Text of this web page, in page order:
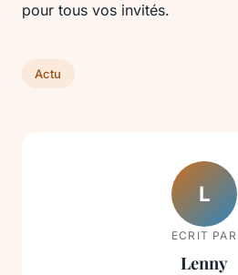
pour tous vos invités.
Actu
L
ECRIT PAR
Lenny